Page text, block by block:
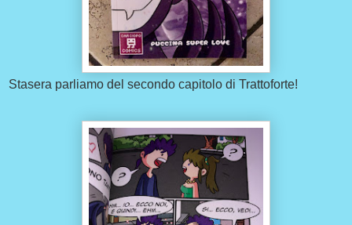
Stasera parliamo del secondo capitolo di Trattoforte!